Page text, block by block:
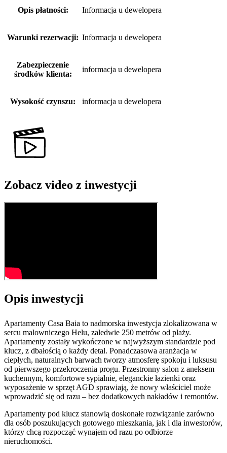
Opis płatności: Informacja u dewelopera
Warunki rezerwacji: Informacja u dewelopera
Zabezpieczenie
środków klienta:
informacja u dewelopera
Wysokość czynszu: informacja u dewelopera
Zobacz video z inwestycji
Opis inwestycji
Apartamenty Casa Baia to nadmorska inwestycja zlokalizowana w
sercu malowniczego Helu, zaledwie 250 metrów od plaży.
Apartamenty zostały wykończone w najwyższym standardzie pod
klucz, z dbałością o każdy detal. Ponadczasowa aranżacja w
ciepłych, naturalnych barwach tworzy atmosferę spokoju i luksusu
od pierwszego przekroczenia progu. Przestronny salon z aneksem
kuchennym, komfortowe sypialnie, eleganckie łazienki oraz
wyposażenie w sprzęt AGD sprawiają, że nowy właściciel może
wprowadzić się od razu – bez dodatkowych nakładów i remontów.
Apartamenty pod klucz stanowią doskonałe rozwiązanie zarówno
dla osób poszukujących gotowego mieszkania, jak i dla inwestorów,
którzy chcą rozpocząć wynajem od razu po odbiorze
nieruchomości.